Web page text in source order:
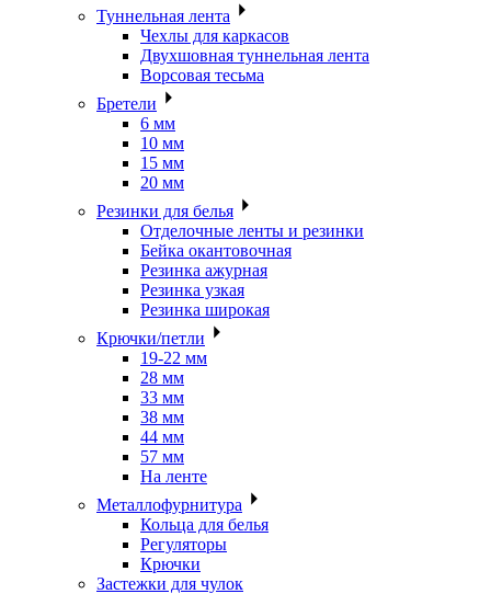
Туннельная лента
Чехлы для каркасов
Двухшовная туннельная лента
Ворсовая тесьма
Бретели
6 мм
10 мм
15 мм
20 мм
Резинки для белья
Отделочные ленты и резинки
Бейка окантовочная
Резинка ажурная
Резинка узкая
Резинка широкая
Крючки/петли
19-22 мм
28 мм
33 мм
38 мм
44 мм
57 мм
На ленте
Металлофурнитура
Кольца для белья
Регуляторы
Крючки
Застежки для чулок